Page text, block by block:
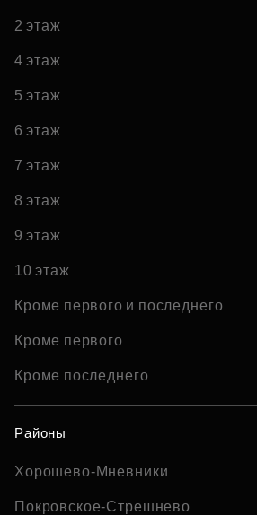
2 этаж
4 этаж
5 этаж
6 этаж
7 этаж
8 этаж
9 этаж
10 этаж
Кроме первого и последнего
Кроме первого
Кроме последнего
Районы
Хорошево-Мневники
Покровское-Стрешнево